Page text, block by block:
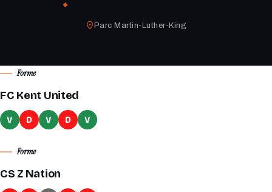
Parc Martin-Luther-King
Forme
FC Kent United
V D V D V
Forme
CS Z Nation